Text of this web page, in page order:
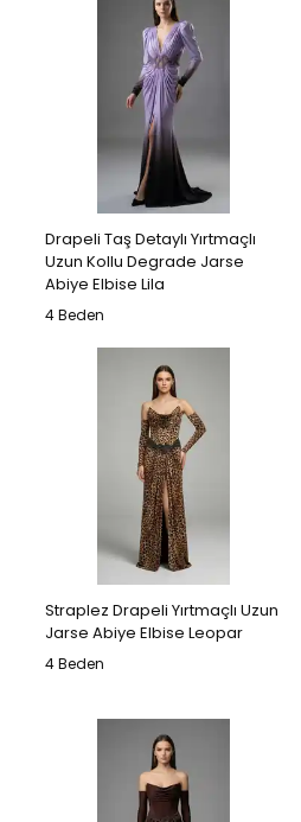
Drapeli Taş Detaylı Yırtmaçlı
Uzun Kollu Degrade Jarse
Abiye Elbise Lila
4 Beden
Straplez Drapeli Yırtmaçlı Uzun
Jarse Abiye Elbise Leopar
4 Beden